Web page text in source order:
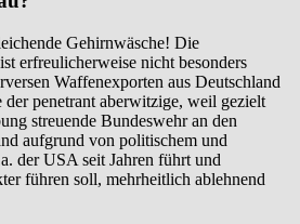
Gehirnwäsche! Die
erfreulicherweise nicht besonders
Waffenexporten aus Deutschland
der penetrant aberwitzige, weil gezielt
streuende Bundeswehr an den
aufgrund von politischem und
der USA seit Jahren führt und
führen soll, mehrheitlich ablehnend